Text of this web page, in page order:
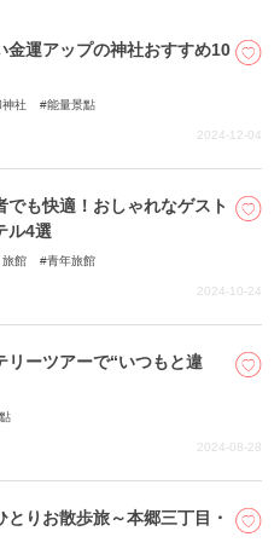
金運アップの神社おすすめ10
神社 能量景點
2024-12-04
でも快適！おしゃれなゲスト
ル4選
旅館 青年旅館
2024-10-24
リーツアーで“いつもと違
2024-08-28
とりお散歩旅～本郷三丁目・